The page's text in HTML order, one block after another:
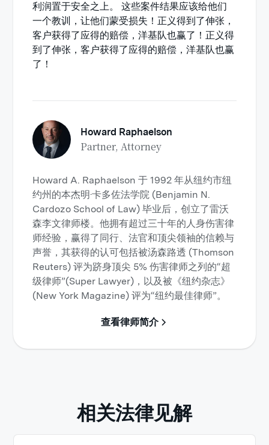
利润置于安全之上。 这些案件结果应该给他们
一个教训，让他们蒙受损失！正义得到了伸张，
客户获得了应得的赔偿，洋基队也赢了！正义得
到了伸张，客户获得了应得的赔偿，洋基队也赢
了！
Howard Raphaelson
Partner, Attorney
Howard A. Raphaelson 于 1992 年从纽约市纽
约州的本杰明·卡多佐法学院 (Benjamin N.
Cardozo School of Law) 毕业后，创立了雷沃
森李文律师楼。他拥有超过三十年的人身伤害律
师经验，赢得了同行、法官和顶尖领袖的信赖与
声誉，其获得的认可包括被汤森路透 (Thomson
Reuters) 评为跻身顶尖 5% 伤害律师之列的“超
级律师”(Super Lawyer)，以及被《纽约杂志》
(New York Magazine) 评为“纽约最佳律师”。
查看律师简介
相关法律见解